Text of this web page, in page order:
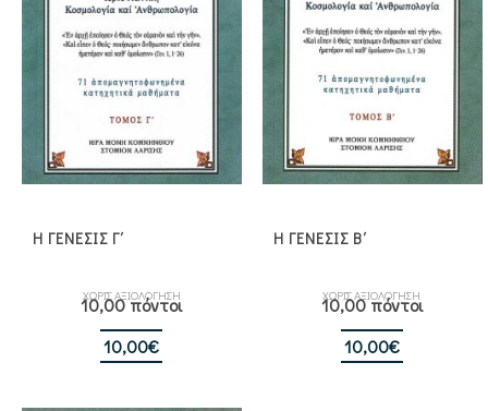
Η ΓΕΝΕΣΙΣ Γ΄
ΧΩΡΙΣ ΑΞΙΟΛΟΓΗΣΗ
10,00 πόντοι
10,00€
Η ΓΕΝΕΣΙΣ Β΄
ΧΩΡΙΣ ΑΞΙΟΛΟΓΗΣΗ
10,00 πόντοι
10,00€